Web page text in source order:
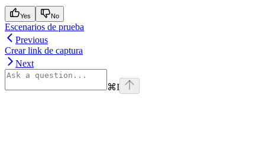
Yes No
Escenarios de prueba
Previous
Crear link de captura
Next
⌘I